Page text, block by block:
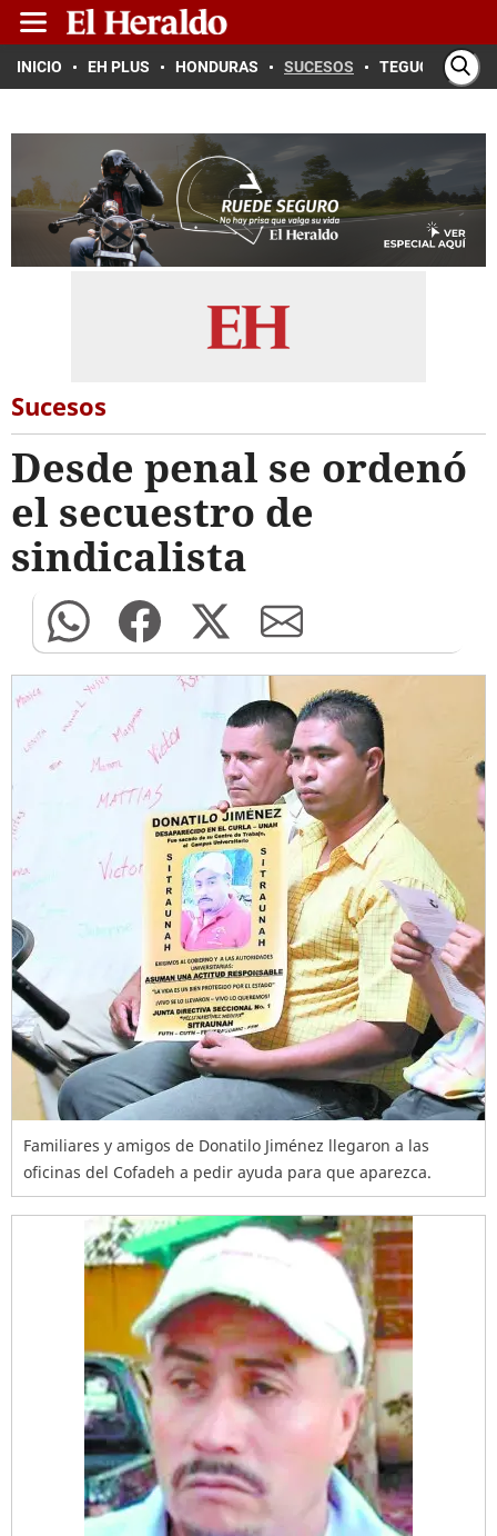
INICIO EH PLUS HONDURAS SUCESOS TEGUCIGALPA
Sucesos
Desde penal se ordenó
el secuestro de
sindicalista
Familiares y amigos de Donatilo Jiménez llegaron a las
oficinas del Cofadeh a pedir ayuda para que aparezca.